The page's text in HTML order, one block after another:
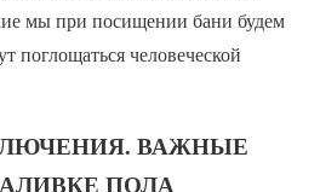
мы при посищении бани будем
поглощаться человеческой
ВАЖНЫЕ
ЗАЛИВКЕ ПОЛА